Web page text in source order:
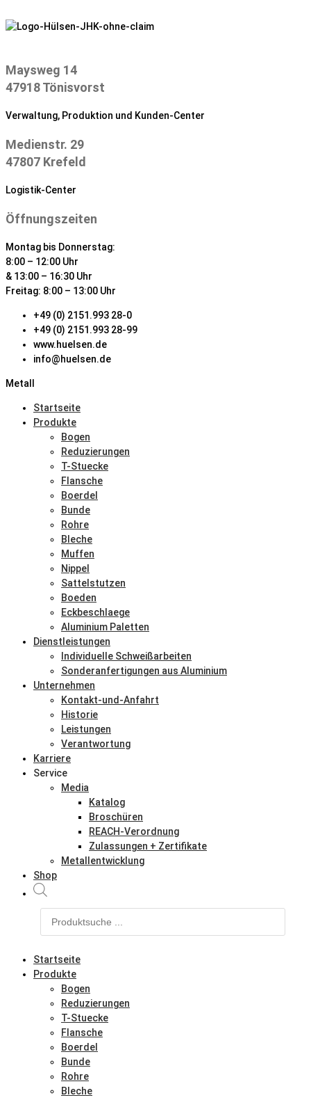
Inhalt
Maysweg 14
47918 Tönisvorst
Verwaltung, Produktion und Kunden-Center
Medienstr. 29
47807 Krefeld
Logistik-Center
Öffnungszeiten
Montag bis Donnerstag:
8:00 – 12:00 Uhr
& 13:00 – 16:30 Uhr
Freitag: 8:00 – 13:00 Uhr
+49 (0) 2151.993 28-0
+49 (0) 2151.993 28-99
www.huelsen.de
info@huelsen.de
Metall
Startseite
Produkte
Bogen
Reduzierungen
T-Stuecke
Flansche
Boerdel
Bunde
Rohre
Bleche
Muffen
Nippel
Sattelstutzen
Boeden
Eckbeschlaege
Aluminium Paletten
Dienstleistungen
Individuelle Schweißarbeiten
Sonderanfertigungen aus Aluminium
Unternehmen
Kontakt-und-Anfahrt
Historie
Leistungen
Verantwortung
Karriere
Service
Media
Katalog
Broschüren
REACH-Verordnung
Zulassungen + Zertifikate
Metallentwicklung
Shop
Startseite
Produkte
Bogen
Reduzierungen
T-Stuecke
Flansche
Boerdel
Bunde
Rohre
Bleche